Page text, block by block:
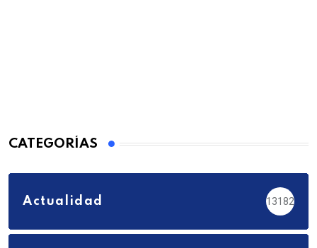
CATEGORÍAS
Actualidad 13182